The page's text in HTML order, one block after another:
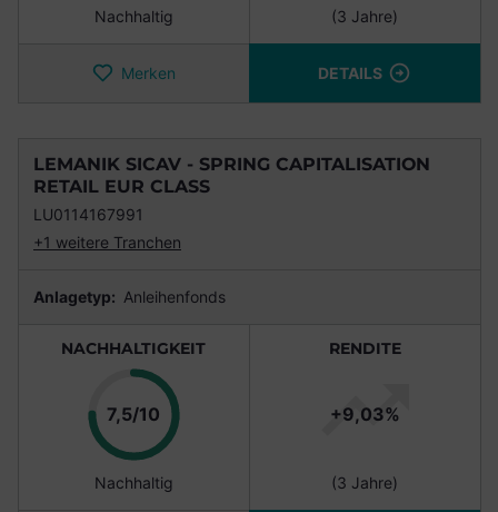
Nachhaltig (3 Jahre)
Merken DETAILS
LEMANIK SICAV - SPRING CAPITALISATION
RETAIL EUR CLASS
LU0114167991
+1 weitere Tranchen
Anlagetyp: Anleihenfonds
NACHHALTIGKEIT
7,5/10 Punkte
Nachhaltig
RENDITE
+9,03%
(3 Jahre)